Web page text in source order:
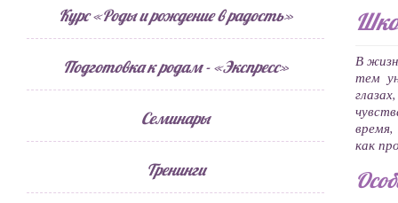
Курс «Роды и рождение в радость»
Подготовка к родам - «Экспресс»
Семинары
Тренинги
В
тем
как